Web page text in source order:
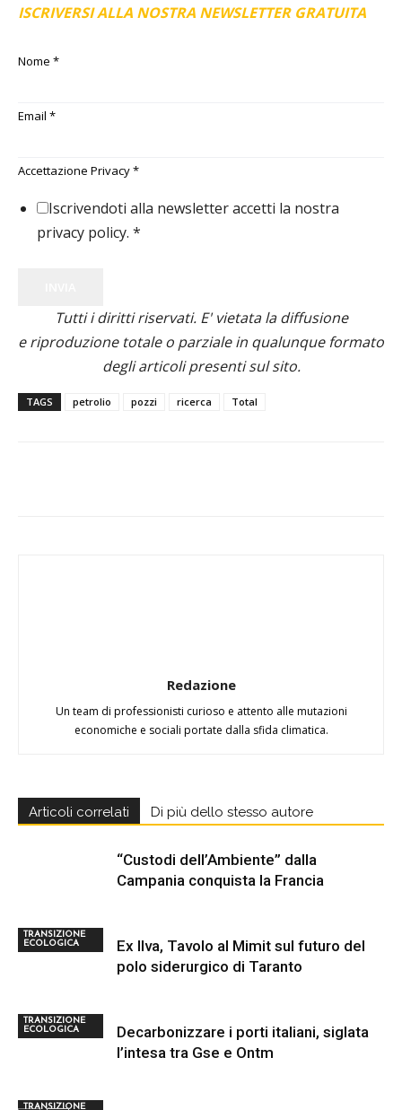
ISCRIVERSI ALLA NOSTRA NEWSLETTER GRATUITA
Nome *
Email *
Accettazione Privacy*
Iscrivendoti alla newsletter accetti la nostra
privacy policy. *
Tutti i diritti riservati. E' vietata la diffusione
e riproduzione totale o parziale in qualunque formato
degli articoli presenti sul sito.
TAGS petrolio pozzi ricerca Total
Redazione
Un team di professionisti curioso e attento alle mutazioni
economiche e sociali portate dalla sfida climatica.
Articoli correlati Di più dello stesso autore
TRANSIZIONE
ECOLOGICA
“Custodi dell’Ambiente” dalla
Campania conquista la Francia
TRANSIZIONE
ECOLOGICA
Ex Ilva, Tavolo al Mimit sul futuro del
polo siderurgico di Taranto
TRANSIZIONE
Decarbonizzare i porti italiani, siglata
l’intesa tra Gse e Ontm